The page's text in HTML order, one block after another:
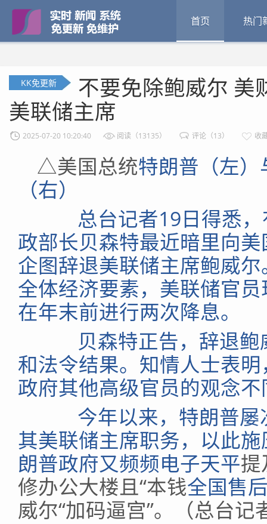
首页 热门
KK免更新
不要免除鲍威尔 美
美联储主席
2025-07-20 10:20:40 阅读（13135） 评论（13） 收
△美国总统特朗普（左
（右）
总台记者19日得悉，
政部长贝森特最近暗里向
企图辞退美联储主席鲍威
全体经济要素，美联储官
在年末前进行两次降息。
贝森特正告，辞退鲍
和法令结果。知情人士表
政府其他高级官员的观念
今年以来，特朗普屡
其美联储主席职务，以此
朗普政府又频频电子天平提
修办公大楼且“本钱全国售
威尔“加码逼宫”。（总台记